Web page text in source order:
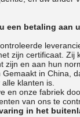
een betaling aan
zijn certificaat. Zij
zijn en aan hun
in China,
klanten is.
en onze fabriek
van ons te
in het